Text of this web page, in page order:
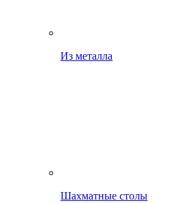
Из металла
Шахматные столы